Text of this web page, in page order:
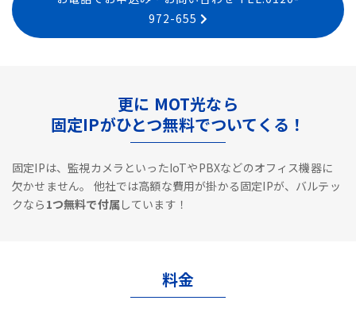
972-655
更に MOT光なら
固定IPがひとつ無料でついてくる！
固定IPは、監視カメラといったIoTやPBXなどのオフィス機器に
欠かせません。
他社では高額な費用が掛かる固定IPが、バルテッ
クなら 1つ無料で付属しています！
料金